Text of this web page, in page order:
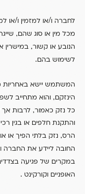
לחברה ו/או למזמין ו/או
מכל מין או סוג שהם,
הנובע או קשור, במישרין
לשימוש בהם.
המשתמש יישא באחריות
הינזקם, והוא מתחייב
כל נזק כאמור, לרבות
והתקנת חלפים או בגין
הרס, נזק בלתי הפיך או
החובה ליידע את
במקרים של פגיעה
האופניים וקורקינט .